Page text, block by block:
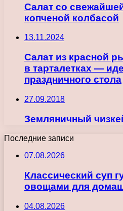
Салат со
копченой колбасой
13.11.2024
Салат из красной
в тарталетках —
праздничного стола
27.09.2018
Земляничный
Последние записи
07.08.2026
Классический суп
овощами для
04.08.2026